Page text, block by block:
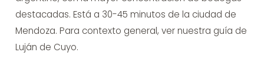
destacadas. Está a 30-45 minutos de la ciudad de
Mendoza. Para contexto general, ver nuestra guía de
Luján de Cuyo.